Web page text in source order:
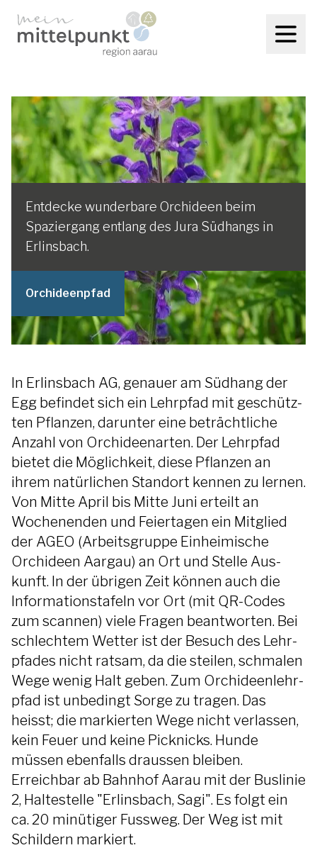
Entdecke wunderbare Orchideen beim
Spaziergang entlang des Jura Südhangs in
Erlinsbach.
Orchideenpfad
In Erlinsbach AG, genauer am Südhang der
Egg befindet sich ein Lehr­pfad mit geschütz­
ten Pflan­zen, darunter eine beträcht­liche
Anzahl von Orchi­deen­arten. Der Lehrpfad
bietet die Mög­lich­keit, diese Pflan­zen an
ihrem natür­lichen Stan­dort kennen zu lernen.
Von Mitte April bis Mitte Juni erteilt an
Wochen­enden und Feier­ta­gen ein Mit­glied
der AGEO (Arbeitsgruppe Einheimische
Orchideen Aargau) an Ort und Stelle Aus­
kunft. In der übrigen Zeit können auch die
Informa­tions­tafeln vor Ort (mit QR-Codes
zum scannen) viele Fra­gen beantworten. Bei
schlech­tem Wetter ist der Besuch des Lehr­
pfades nicht rat­sam, da die steilen, schma­len
Wege wenig Halt geben. Zum Orchi­deen­lehr­
pfad ist unbedingt Sor­ge zu tragen. Das
heisst; die markierten Wege nicht verlassen,
kein Feuer und keine Picknicks. Hunde
müssen ebenfalls draussen bleiben.
Erreichbar ab Bahnhof Aarau mit der Buslinie
2, Haltestelle "Erlinsbach, Sagi". Es folgt ein
ca. 20 minütiger Fussweg. Der Weg ist mit
Schildern markiert.